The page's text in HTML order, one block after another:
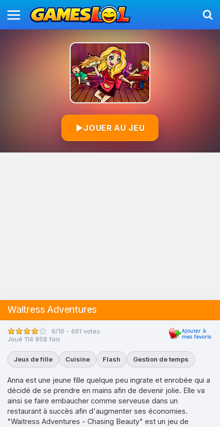
▶JOUER AU JEU
Waitress Adventures
8/10 - 661 votes
Joué 114 858 fois
Jeux de fille Cuisine Flash Gestion de temps
Anna est une jeune fille quelque peu ingrate et enrobée qui a
décidé de se prendre en mains afin de devenir jolie. Elle va
ainsi se faire embaucher comme serveuse dans un
restaurant à succès afin d'augmenter ses économies.
"Waitress Adventures - Chasing Beauty" est un jeu de